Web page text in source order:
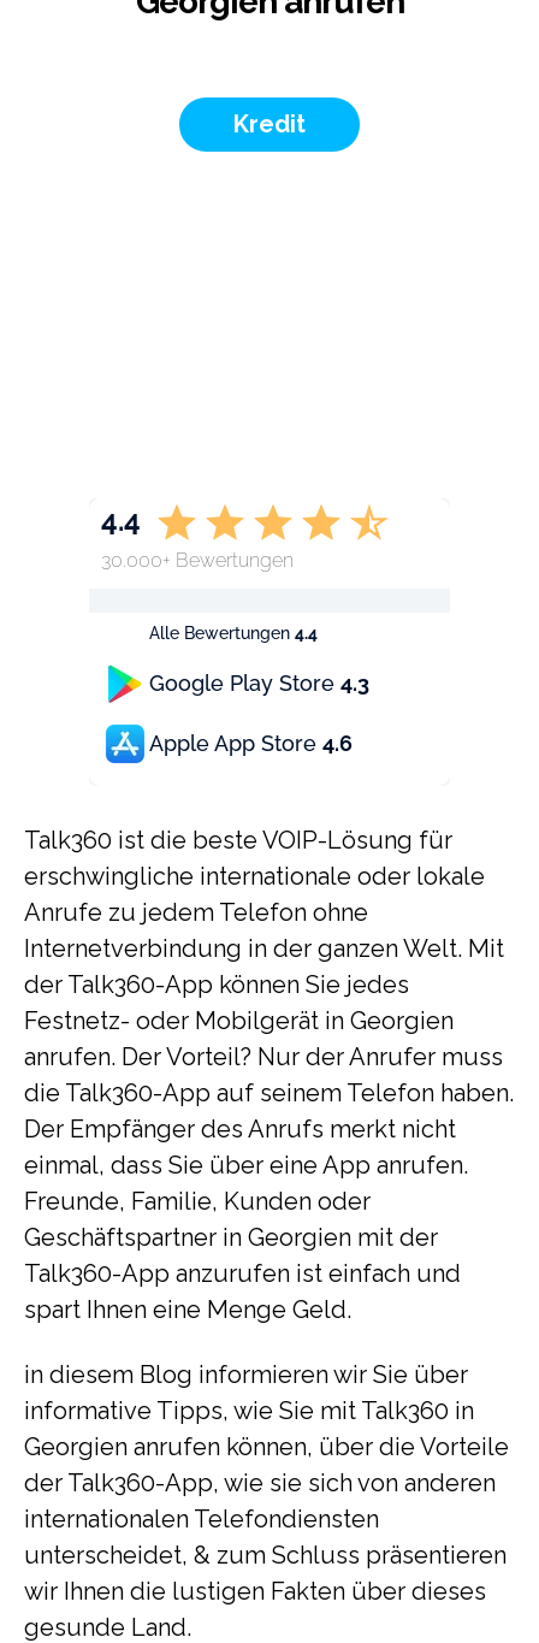
Kredit
Alle Bewertungen 4.4
Google Play Store 4.3
Apple App Store 4.6
4.4
30.000+ Bewertungen
Talk360 ist die beste VOIP-Lösung für
erschwingliche internationale oder lokale
Anrufe zu jedem Telefon ohne
Internetverbindung in der ganzen Welt. Mit
der Talk360-App können Sie jedes
Festnetz- oder Mobilgerät in Georgien
anrufen. Der Vorteil? Nur der Anrufer muss
die Talk360-App auf seinem Telefon haben.
Der Empfänger des Anrufs merkt nicht
einmal, dass Sie über eine App anrufen.
Freunde, Familie, Kunden oder
Geschäftspartner in Georgien mit der
Talk360-App anzurufen ist einfach und
spart Ihnen eine Menge Geld.
in diesem Blog informieren wir Sie über
informative Tipps, wie Sie mit Talk360 in
Georgien anrufen können, über die Vorteile
der Talk360-App, wie sie sich von anderen
internationalen Telefondiensten
unterscheidet, & zum Schluss präsentieren
wir Ihnen die lustigen Fakten über dieses
gesunde Land.